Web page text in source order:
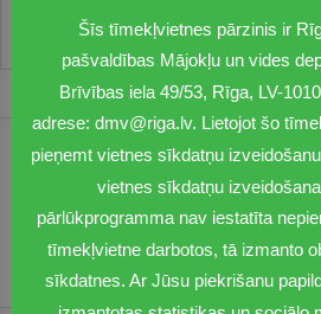
1201
dmv@riga.lv
Pirmdiena Otrdiena Trešdiena
Šīs tīmekļvietnes pārzinis ir
pašvaldības Mājokļu un vides
Brīvības iela 49/53, Rīga, LV-
adrese: dmv@riga.lv. Lietojot šo
pieņemt vietnes sīkdatņu
vietnes sīkdatņu
pārlūkprogramma nav iestatīta
tīmekļvietne darbotos, tā izmanto
sīkdatnes. Ar Jūsu piekrišanu